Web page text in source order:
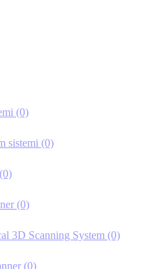
(0)
sistemi (0)
(0)
(0)
3D Scanning System (0)
(0)